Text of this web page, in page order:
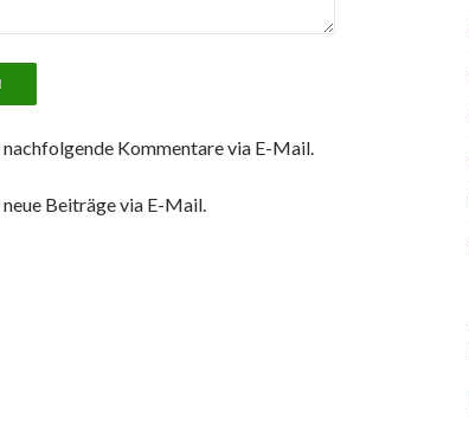
Kommentare via E-Mail.
Beiträge via E-Mail.